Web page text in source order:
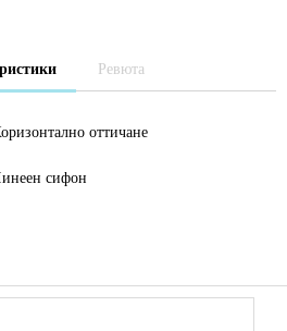
Ревюта
оттичане
сифон